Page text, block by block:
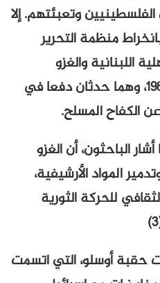
الفلسطينيين وتعبئتهم. إلا
منظمة التحرير
اللبنانية والغزو
الإسرائيلي الذي تلاه عام ١٩٨٢، وهما حدثان دفعا في
الكفاح المسلح.
الباحثون، أن الغزو
المواد الأرشيفية،
للحركة الثورية
حقبة أوسلو، التي اتسمت